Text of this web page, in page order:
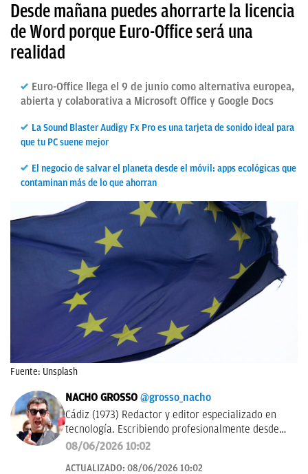
Desde mañana puedes ahorrarte la licencia
de Word porque Euro-Office será una
realidad
Euro-Office llega el 9 de junio como alternativa europea,
abierta y colaborativa a Microsoft Office y Google Docs
La Sound Blaster Audigy Fx Pro es una tarjeta de sonido ideal para
que tu PC suene mejor
El negocio de salvar el planeta desde el móvil: apps ecológicas que
contaminan más de lo que ahorran
Fuente: Unsplash
NACHO GROSSO @grosso_nacho
Cádiz (1973) Redactor y editor especializado en
tecnología. Escribiendo profesionalmente desde
2017 para medios de difusión y blogs en español.
08/06/2026 10:02
ACTUALIZADO: 08/06/2026 10:02